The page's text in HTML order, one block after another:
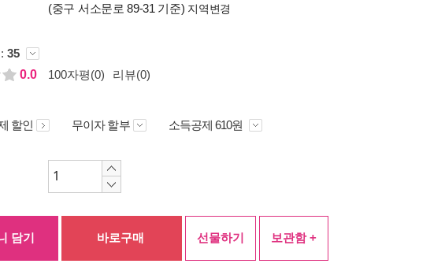
(중구 서소문로 89-31 기준) 지역변경
35
0.0
100자평(0) 리뷰(0)
할인 무이자 할부 소득공제 610원
담기 바로구매 선물하기 보관함 +